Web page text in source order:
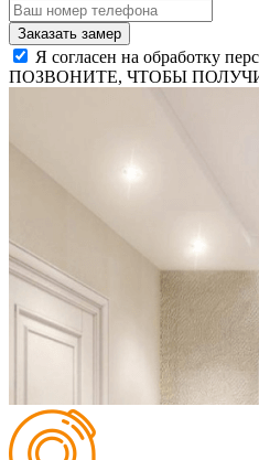
Я согласен на обработку
ПОЗВОНИТЕ, ЧТОБЫ